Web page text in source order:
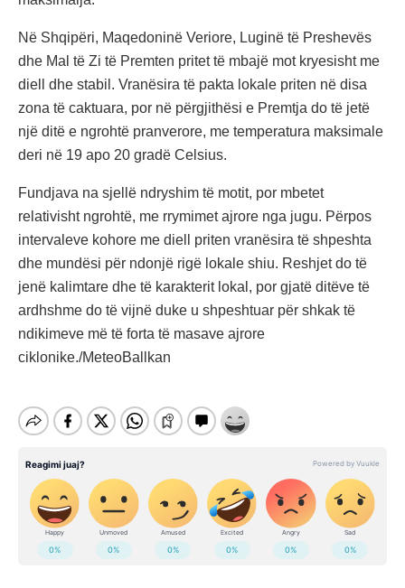
Në Shqipëri, Maqedoninë Veriore, Luginë të Preshevës
dhe Mal të Zi të Premten pritet të mbajë mot kryesisht me
diell dhe stabil. Vranësira të pakta lokale priten në disa
zona të caktuara, por në përgjithësi e Premtja do të jetë
një ditë e ngrohtë pranverore, me temperatura maksimale
deri në 19 apo 20 gradë Celsius.
Fundjava na sjellë ndryshim të motit, por mbetet
relativisht ngrohtë, me rrymimet ajrore nga jugu. Përpos
intervaleve kohore me diell priten vranësira të shpeshta
dhe mundësi për ndonjë rigë lokale shiu. Reshjet do të
jenë kalimtare dhe të karakterit lokal, por gjatë ditëve të
ardhshme do të vijnë duke u shpeshtuar për shkak të
ndikimeve më të forta të masave ajrore
ciklonike./MeteoBallkan